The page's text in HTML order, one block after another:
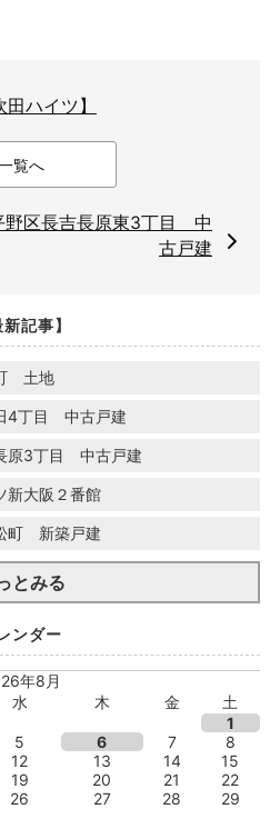
ハイツ】
覧へ
区長吉長原東3丁目 中
古戸建
新記事】
土地
4丁目 中古戸建
原3丁目 中古戸建
大阪２番館
町 新築戸建
とみる
ンダー
年8月
水 木 金
土
1
5 6 7
8
12 13 14
15
19 20 21
22
26 27 28
29